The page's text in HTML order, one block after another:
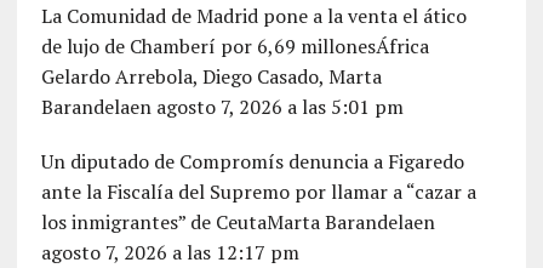
La Comunidad de Madrid pone a la venta el ático
de lujo de Chamberí por 6,69 millonesÁfrica
Gelardo Arrebola, Diego Casado, Marta
Barandelaen agosto 7, 2026 a las 5:01 pm
Un diputado de Compromís denuncia a Figaredo
ante la Fiscalía del Supremo por llamar a “cazar a
los inmigrantes” de CeutaMarta Barandelaen
agosto 7, 2026 a las 12:17 pm